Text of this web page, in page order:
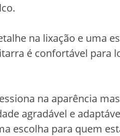
na lixação e uma
é confortável para
na aparência
agradável e
escolha para quem